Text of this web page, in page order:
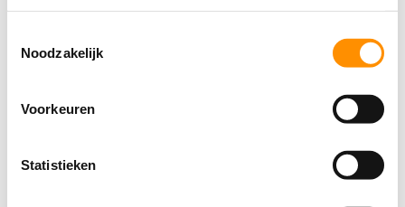
Noodzakelijk
Voorkeuren
Statistieken
Ga direct naar
Wijziging doorgeven